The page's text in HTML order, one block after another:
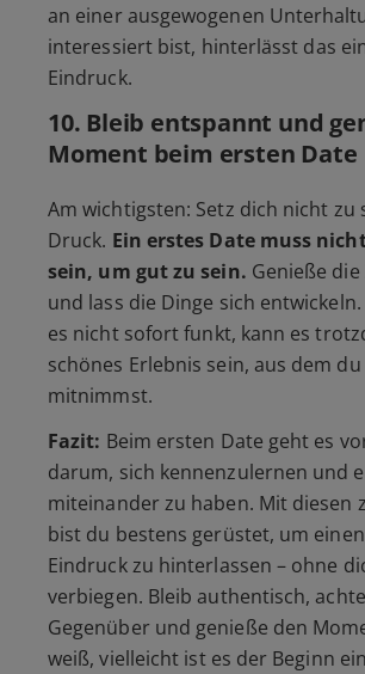
an einer ausgewogenen
interessiert bist, hinterlässt das
Eindruck.
10. Bleib entspannt und
Moment beim ersten Date
Am wichtigsten: Setz dich nicht zu
Druck. Ein erstes Date muss
sein, um gut zu sein. Genieße
und lass die Dinge sich
es nicht sofort funkt, kann es
schönes Erlebnis sein, aus dem
mitnimmst.
Fazit: Beim ersten Date geht es
darum, sich kennenzulernen und
miteinander zu haben. Mit diesen
bist du bestens gerüstet, um
Eindruck zu hinterlassen – ohne
verbiegen. Bleib authentisch,
Gegenüber und genieße den
weiß, vielleicht ist es der Beginn